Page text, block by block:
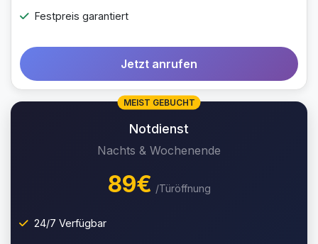
Festpreis garantiert
Jetzt anrufen
MEIST GEBUCHT
Notdienst
Nachts & Wochenende
89€ /Türöffnung
24/7 Verfügbar